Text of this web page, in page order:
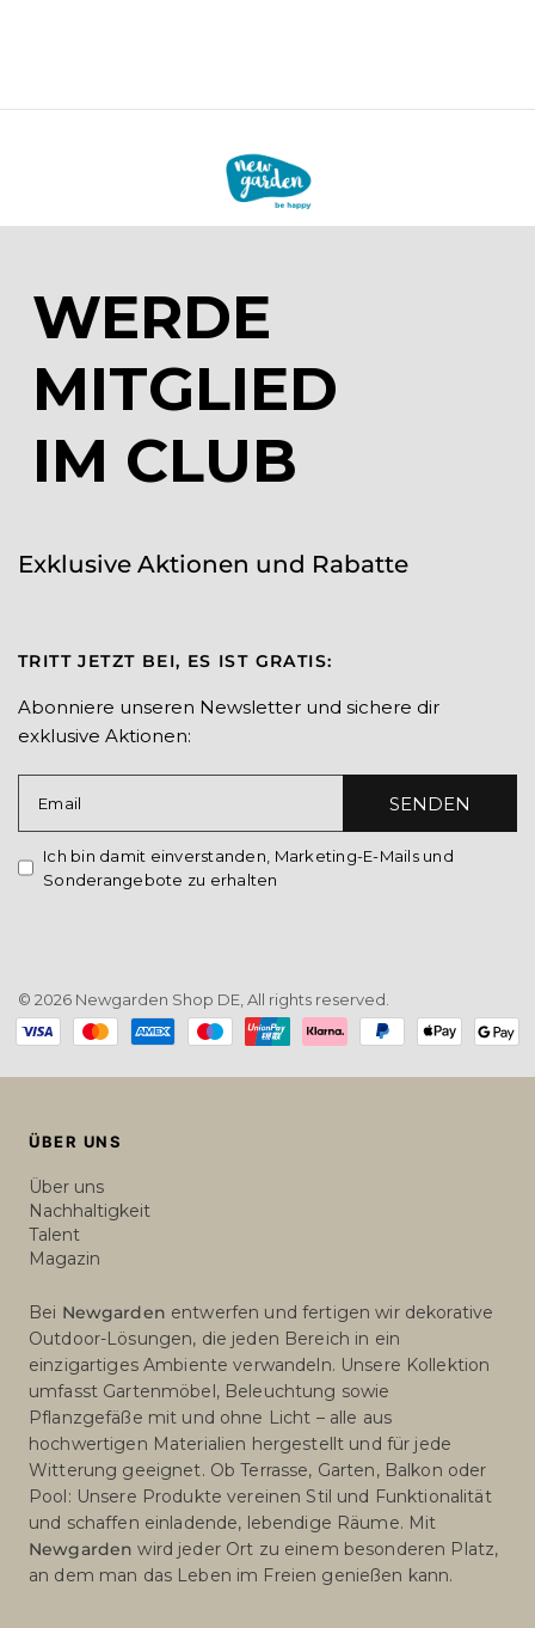
WERDE
MITGLIED
IM CLUB
Exklusive Aktionen und Rabatte
TRITT JETZT BEI, ES IST GRATIS:
Abonniere unseren Newsletter und sichere dir
exklusive Aktionen:
Email SENDEN
Ich bin damit einverstanden, Marketing-E-Mails und
Sonderangebote zu erhalten
© 2026 Newgarden Shop DE, All rights reserved.
Payment
methods
ÜBER UNS
Über uns
Nachhaltigkeit
Talent
Magazin
Bei Newgarden entwerfen und fertigen wir dekorative
Outdoor-Lösungen, die jeden Bereich in ein
einzigartiges Ambiente verwandeln. Unsere Kollektion
umfasst Gartenmöbel, Beleuchtung sowie
Pflanzgefäße mit und ohne Licht – alle aus
hochwertigen Materialien hergestellt und für jede
Witterung geeignet. Ob Terrasse, Garten, Balkon oder
Pool: Unsere Produkte vereinen Stil und Funktionalität
und schaffen einladende, lebendige Räume. Mit
Newgarden wird jeder Ort zu einem besonderen Platz,
an dem man das Leben im Freien genießen kann.